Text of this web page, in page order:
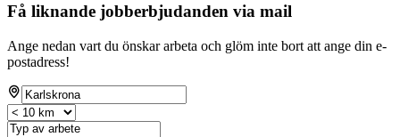
Få liknande jobberbjudanden via mail
Ange nedan vart du önskar arbeta och glöm inte bort att ange din e-
postadress!